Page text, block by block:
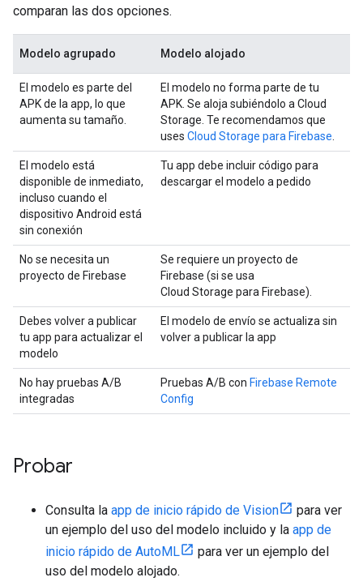
comparan las dos opciones.
Modelo agrupado Modelo alojado
El modelo es parte del
APK de la app, lo que
aumenta su tamaño.
El modelo no forma parte de tu
APK. Se aloja subiéndolo a Cloud
Storage. Te recomendamos que
uses Cloud Storage para Firebase
El modelo está
disponible de inmediato,
incluso cuando el
dispositivo Android está
sin conexión
Tu app debe incluir código para
descargar el modelo a pedido
No se necesita un
proyecto de Firebase
Se requiere un proyecto de
Firebase (si se usa
Cloud Storage para Firebase).
Debes volver a publicar
tu app para actualizar el
modelo
El modelo de envío se actualiza sin
volver a publicar la app
No hay pruebas A/B
integradas
Pruebas A/B con Firebase Remote
Config
Probar
Consulta la app de inicio rápido de Vision
para ver
un ejemplo del uso del modelo incluido y la app de
inicio rápido de AutoML
para ver un ejemplo del
uso del modelo alojado.